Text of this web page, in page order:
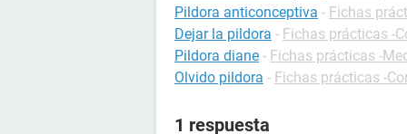
¿Cuantos días después de tomar el
¿Creeis que hay posibilidad de
estuviese, en realidad me
retraso.
Lo dicho ¿Cuando se ovula desde
Pildora anticonceptiva - Fichas
Dejar la pildora - Fichas prácticas -
Pildora diane - Fichas prácticas -
Olvido pildora - Fichas prácticas -
1 respuesta